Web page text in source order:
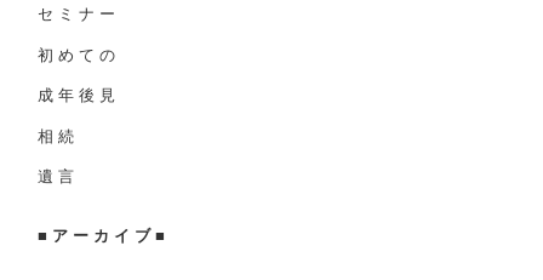
セミナー
初めての
成年後見
相続
遺言
■ アーカイブ■